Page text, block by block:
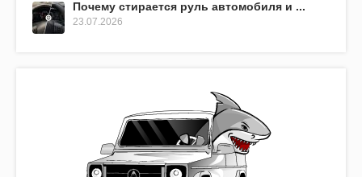
Почему стирается руль автомобиля и ...
23.07.2026